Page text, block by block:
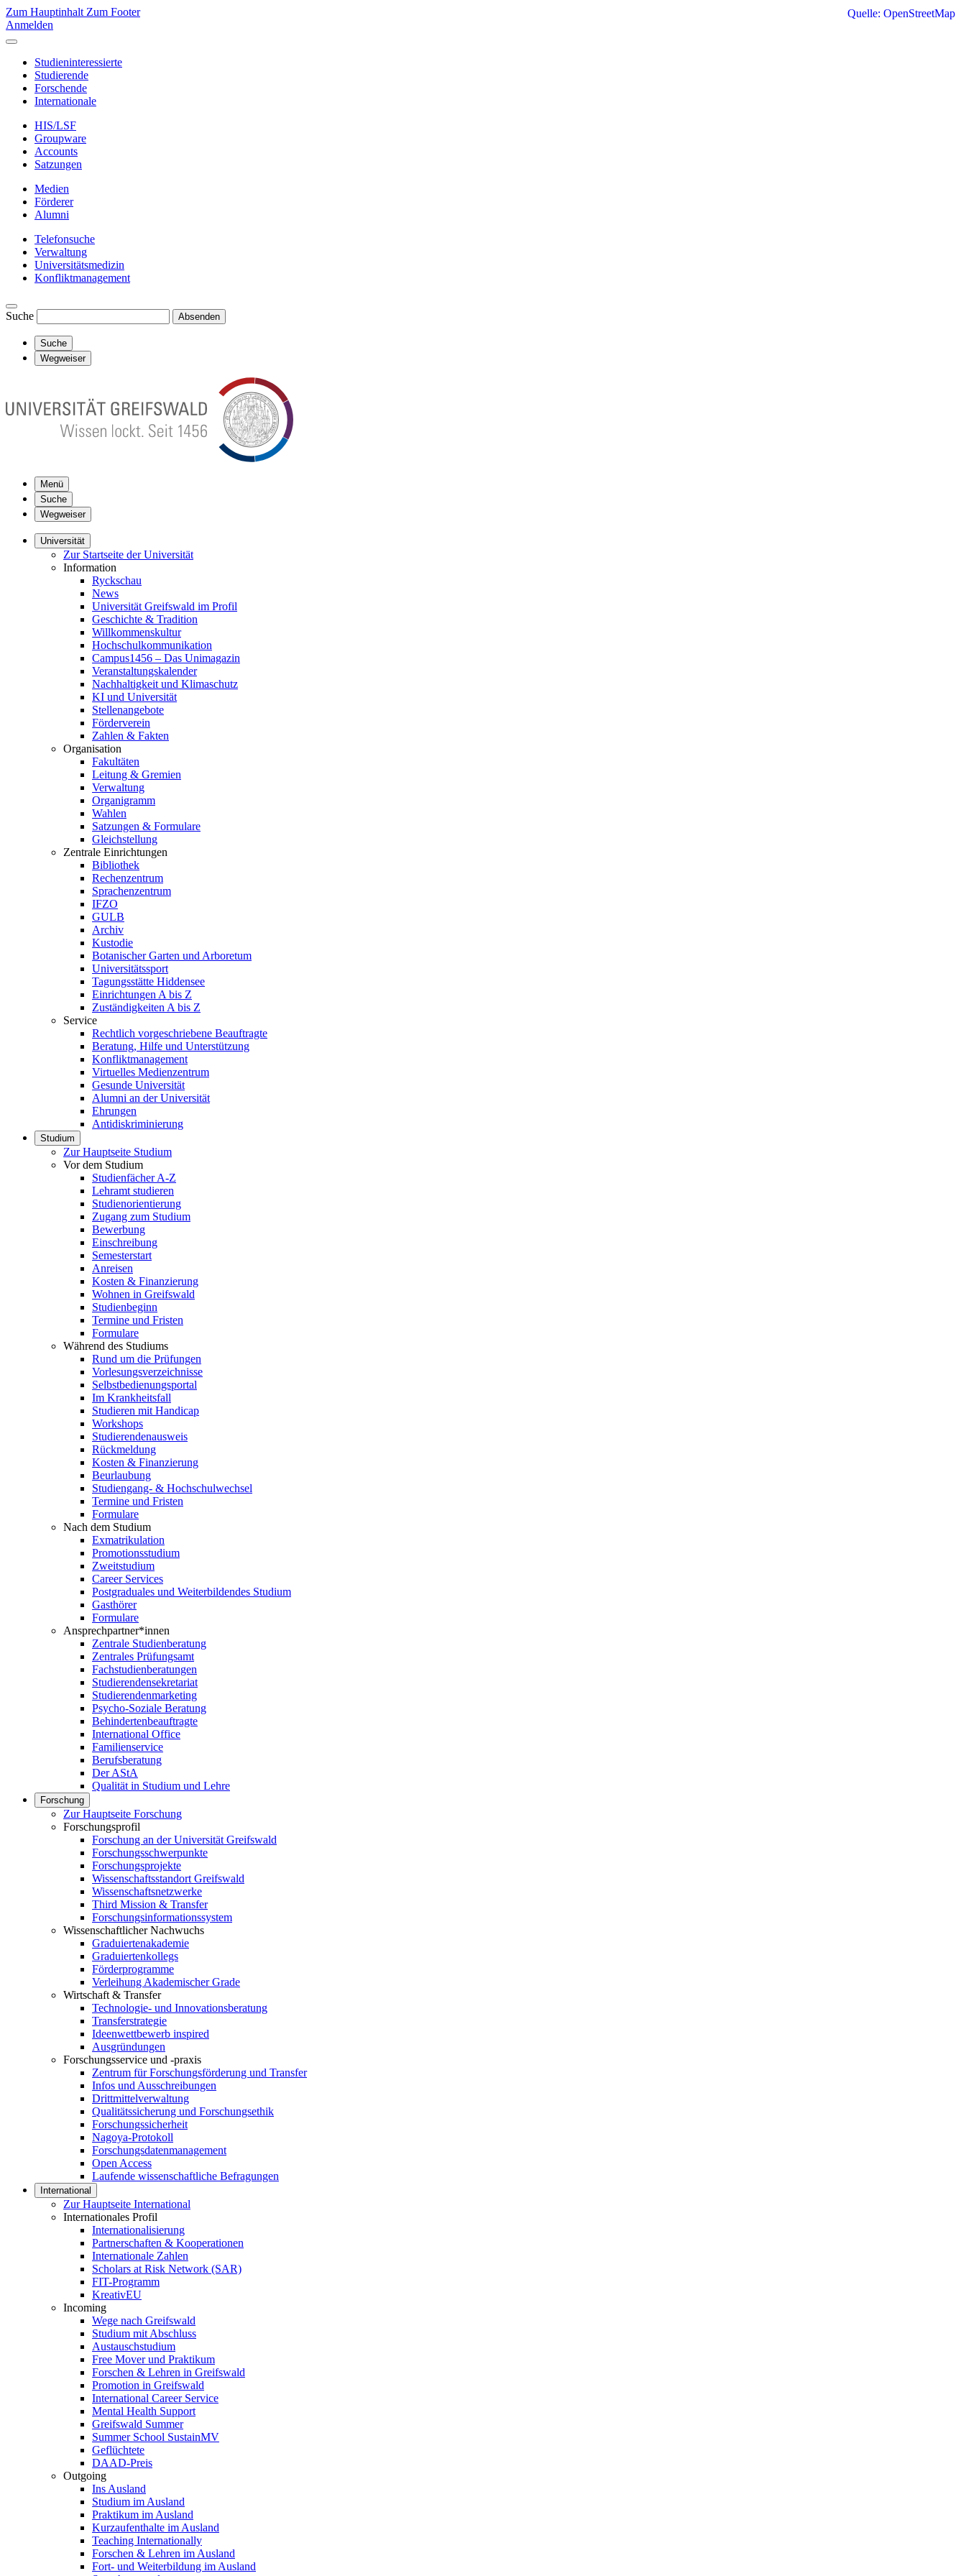
Zum Hauptinhalt Zum Footer
Anmelden
Studieninteressierte
Studierende
Forschende
Internationale
HIS/LSF
Groupware
Accounts
Satzungen
Medien
Förderer
Alumni
Telefonsuche
Verwaltung
Universitätsmedizin
Konfliktmanagement
Suche Absenden
Suche
Wegweiser
Menü
Suche
Wegweiser
Universität
Zur Startseite der Universität
Information
Ryckschau
News
Universität Greifswald im Profil
Geschichte & Tradition
Willkommenskultur
Hochschulkommunikation
Campus1456 – Das Unimagazin
Veranstaltungskalender
Nachhaltigkeit und Klimaschutz
KI und Universität
Stellenangebote
Förderverein
Zahlen & Fakten
Organisation
Fakultäten
Leitung & Gremien
Verwaltung
Organigramm
Wahlen
Satzungen & Formulare
Gleichstellung
Zentrale Einrichtungen
Bibliothek
Rechenzentrum
Sprachenzentrum
IFZO
GULB
Archiv
Kustodie
Botanischer Garten und Arboretum
Universitätssport
Tagungsstätte Hiddensee
Einrichtungen A bis Z
Zuständigkeiten A bis Z
Service
Rechtlich vorgeschriebene Beauftragte
Beratung, Hilfe und Unterstützung
Konfliktmanagement
Virtuelles Medienzentrum
Gesunde Universität
Alumni an der Universität
Ehrungen
Antidiskriminierung
Studium
Zur Hauptseite Studium
Vor dem Studium
Studienfächer A-Z
Lehramt studieren
Studienorientierung
Zugang zum Studium
Bewerbung
Einschreibung
Semesterstart
Anreisen
Kosten & Finanzierung
Wohnen in Greifswald
Studienbeginn
Termine und Fristen
Formulare
Während des Studiums
Rund um die Prüfungen
Vorlesungsverzeichnisse
Selbstbedienungsportal
Im Krankheitsfall
Studieren mit Handicap
Workshops
Studierendenausweis
Rückmeldung
Kosten & Finanzierung
Beurlaubung
Studiengang- & Hochschulwechsel
Termine und Fristen
Formulare
Nach dem Studium
Exmatrikulation
Promotionsstudium
Zweitstudium
Career Services
Postgraduales und Weiterbildendes Studium
Gasthörer
Formulare
Ansprechpartner*innen
Zentrale Studienberatung
Zentrales Prüfungsamt
Fachstudienberatungen
Studierendensekretariat
Studierendenmarketing
Psycho-Soziale Beratung
Behindertenbeauftragte
International Office
Familienservice
Berufsberatung
Der AStA
Qualität in Studium und Lehre
Forschung
Zur Hauptseite Forschung
Forschungsprofil
Forschung an der Universität Greifswald
Forschungsschwerpunkte
Forschungsprojekte
Wissenschaftsstandort Greifswald
Wissenschaftsnetzwerke
Third Mission & Transfer
Forschungsinformationssystem
Wissenschaftlicher Nachwuchs
Graduiertenakademie
Graduiertenkollegs
Förderprogramme
Verleihung Akademischer Grade
Wirtschaft & Transfer
Technologie- und Innovationsberatung
Transferstrategie
Ideenwettbewerb inspired
Ausgründungen
Forschungsservice und -praxis
Zentrum für Forschungsförderung und Transfer
Infos und Ausschreibungen
Drittmittelverwaltung
Qualitätssicherung und Forschungsethik
Forschungssicherheit
Nagoya-Protokoll
Forschungsdatenmanagement
Open Access
Laufende wissenschaftliche Befragungen
International
Zur Hauptseite International
Internationales Profil
Internationalisierung
Partnerschaften & Kooperationen
Internationale Zahlen
Scholars at Risk Network (SAR)
FIT-Programm
KreativEU
Incoming
Wege nach Greifswald
Studium mit Abschluss
Austauschstudium
Free Mover und Praktikum
Forschen & Lehren in Greifswald
Promotion in Greifswald
International Career Service
Mental Health Support
Greifswald Summer
Summer School SustainMV
Geflüchtete
DAAD-Preis
Outgoing
Ins Ausland
Studium im Ausland
Praktikum im Ausland
Kurzaufenthalte im Ausland
Teaching Internationally
Forschen & Lehren im Ausland
Fort- und Weiterbildung im Ausland
Quelle: OpenStreetMap